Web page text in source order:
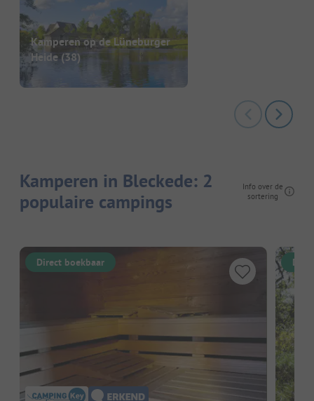
Kamperen op de Lüneburger
Heide (38)
Kamperen in Bleckede: 2
populaire campings
Info over de
sortering
Direct boekbaar